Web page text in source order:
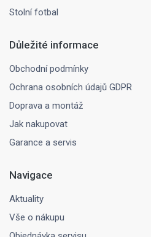
Stolní fotbal
Důležité informace
Obchodní podmínky
Ochrana osobních údajů GDPR
Doprava a montáž
Jak nakupovat
Garance a servis
Navigace
Aktuality
Vše o nákupu